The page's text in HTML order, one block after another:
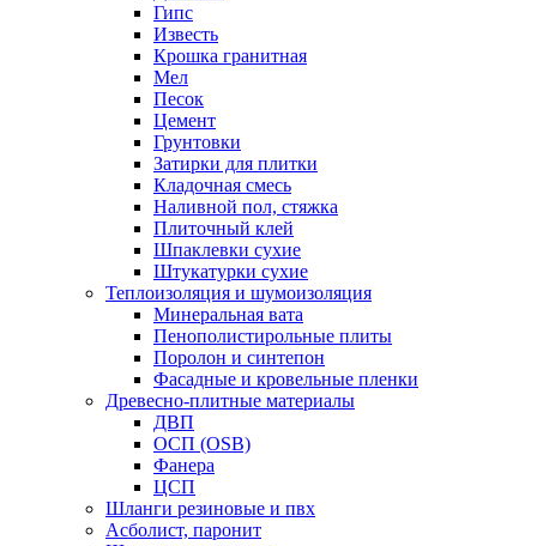
Гипс
Известь
Крошка гранитная
Мел
Песок
Цемент
Грунтовки
Затирки для плитки
Кладочная смесь
Наливной пол, стяжка
Плиточный клей
Шпаклевки сухие
Штукатурки сухие
Теплоизоляция и шумоизоляция
Минеральная вата
Пенополистирольные плиты
Поролон и синтепон
Фасадные и кровельные пленки
Древесно-плитные материалы
ДВП
ОСП (OSB)
Фанера
ЦСП
Шланги резиновые и пвх
Асболист, паронит